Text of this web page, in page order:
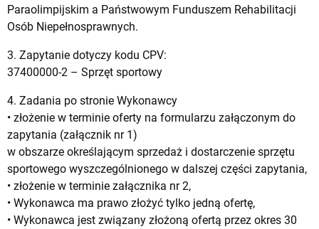
Paraolimpijskim a Państwowym Funduszem Rehabilitacji
Osób Niepełnosprawnych.
3. Zapytanie dotyczy kodu CPV:
37400000-2 – Sprzęt sportowy
4. Zadania po stronie Wykonawcy
• złożenie w terminie oferty na formularzu załączonym do
zapytania (załącznik nr 1)
w obszarze określającym sprzedaż i dostarczenie sprzętu
sportowego wyszczególnionego w dalszej części zapytania,
• złożenie w terminie załącznika nr 2,
• Wykonawca ma prawo złożyć tylko jedną ofertę,
• Wykonawca jest związany złożoną ofertą przez okres 30